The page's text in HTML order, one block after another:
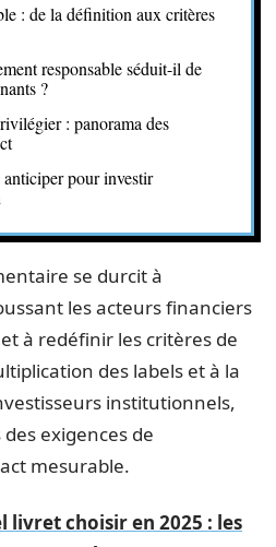
: de la définition aux critères
responsable séduit-il de
?
: panorama des
anticiper pour investir
se durcit à
les acteurs financiers
à redéfinir les critères de
des labels et à la
institutionnels,
exigences de
mesurable.
livret choisir en 2025 : les